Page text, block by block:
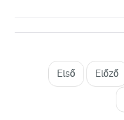
Első Előző